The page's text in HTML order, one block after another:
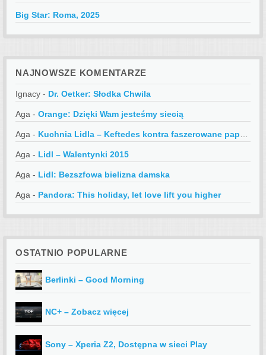
Big Star: Roma, 2025
NAJNOWSZE KOMENTARZE
Ignacy - Dr. Oetker: Słodka Chwila
Aga - Orange: Dzięki Wam jesteśmy siecią
Aga - Kuchnia Lidla – Keftedes kontra faszerowane papryczki
Aga - Lidl – Walentynki 2015
Aga - Lidl: Bezszfowa bielizna damska
Aga - Pandora: This holiday, let love lift you higher
OSTATNIO POPULARNE
Berlinki – Good Morning
NC+ – Zobacz więcej
Sony – Xperia Z2, Dostępna w sieci Play